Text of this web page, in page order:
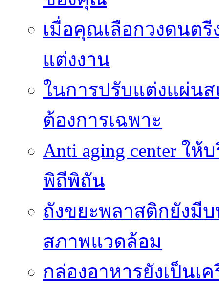
เมื่อคุณเลือกวงดนต
แต่งงาน
ในการปรับแต่งแผ่น
ต้องการเฉพาะ
Anti aging center ใ
พิถีพิถัน
ถังขยะพลาสติกยังมี
สภาพแวดล้อม
กล่องอาหารยังเป็นเ